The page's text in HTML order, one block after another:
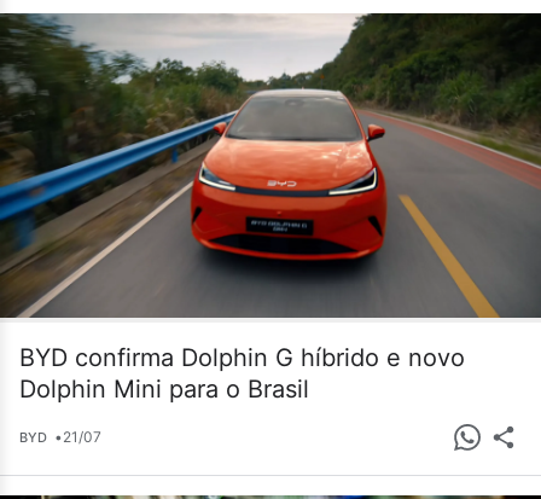
BYD confirma Dolphin G híbrido e novo
Dolphin Mini para o Brasil
BYD •21/07